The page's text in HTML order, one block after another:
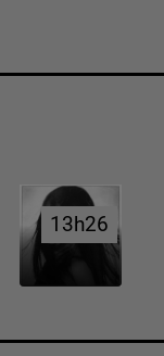
13h26
13h26